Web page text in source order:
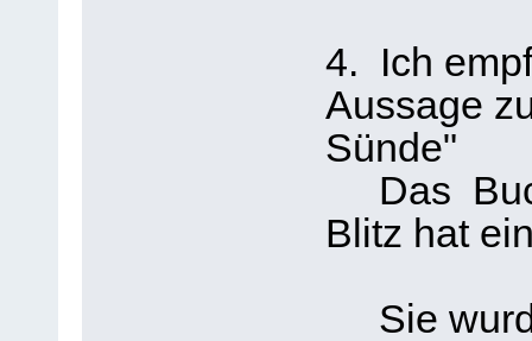
4. Ich
Aussage
Sünde"
Das
Blitz hat
Sie